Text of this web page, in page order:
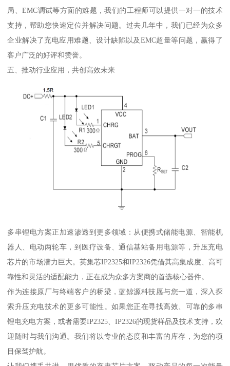
局、EMC调试等方面的难题，我们的工程师可以提供一对一的技术
支持，帮助您快速定位并解决问题。过去几年中，我们已经为众多
企业解决了充电应用难题、设计缺陷以及EMC超量等问题，赢得了
客户广泛的好评和赞誉。
五、推动行业应用，共创高效未来
多串锂电方案正加速渗透到更多领域：从便携式储能电源、智能机
器人、电动两轮车，到医疗设备、通信基站备用电源等，升压充电
芯片的市场潜力巨大。英集芯IP2325和IP2326凭借其高集成度、高可
靠性和灵活的适配能力，正在成为众多方案商的首选核心器件。
作为连接原厂与终端客户的桥梁，蓝鲸源科技愿与您一道，深入探
索升压充电技术的更多可能性。如果您正在寻找高效、可靠的多串
锂电充电方案，或者需要IP2325、IP2326的现货样品及技术支持，欢
迎随时与我们沟通。我们将以专业的态度和丰富的库存，为您的项
目保驾护航。